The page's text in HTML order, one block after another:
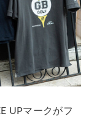
UPマークがフ